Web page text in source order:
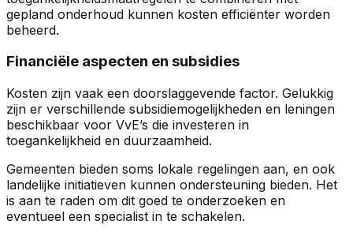
gepland onderhoud kunnen kosten efficiënter worden
beheerd.
Financiële aspecten en subsidies
Kosten zijn vaak een doorslaggevende factor. Gelukkig
zijn er verschillende subsidiemogelijkheden en leningen
beschikbaar voor VvE’s die investeren in
toegankelijkheid en duurzaamheid.
Gemeenten bieden soms lokale regelingen aan, en ook
landelijke initiatieven kunnen ondersteuning bieden. Het
is aan te raden om dit goed te onderzoeken en
eventueel een specialist in te schakelen.